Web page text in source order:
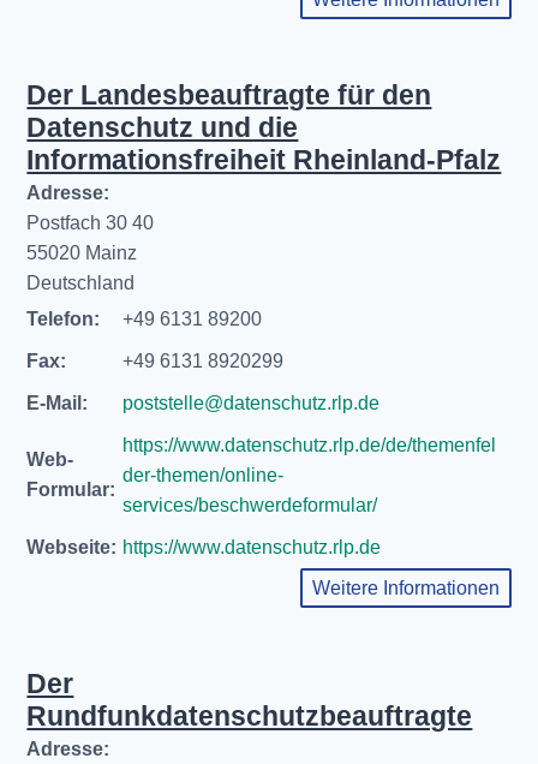
Der Landesbeauftragte für den
Datenschutz und die
Informationsfreiheit Rheinland-Pfalz
Adresse:
Postfach 30 40
55020 Mainz
Deutschland
Telefon:
+49 6131 89200
Fax: +49 6131 8920299
E-Mail: poststelle@datenschutz.rlp.de
Web-
Formular:
https://www.datenschutz.rlp.de/de/themenfel
der-themen/online-
services/beschwerdeformular/
Webseite: https://www.datenschutz.rlp.de
Weitere Informationen
Der
Rundfunkdatenschutzbeauftragte
Adresse: